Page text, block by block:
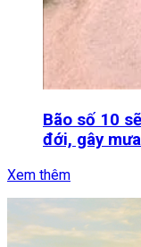
Bão số 10
đới, gây
Xem thêm